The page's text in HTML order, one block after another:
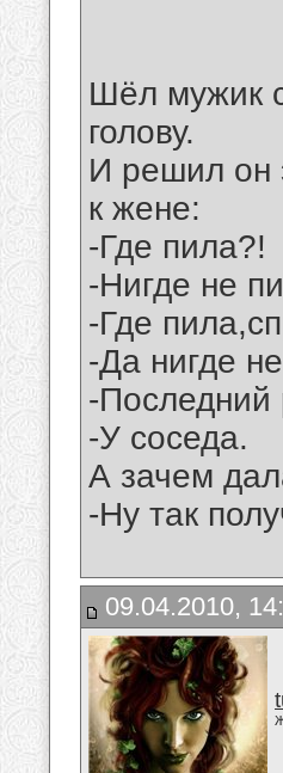
Шёл мужик
голову.
И решил он
к жене:
-Где пила?!
-Нигде не
-Где
-Да нигде
-Последний
-У соседа.
А зачем
-Ну так
09.04.2010,